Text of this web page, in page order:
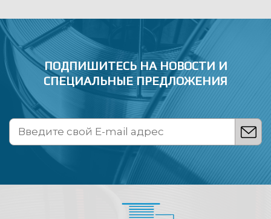
ПОДПИШИТЕСЬ НА НОВОСТИ И
СПЕЦИАЛЬНЫЕ ПРЕДЛОЖЕНИЯ